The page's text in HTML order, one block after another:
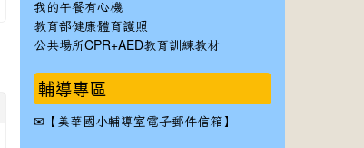
我的午餐有心機
教育部健康體育護照
公共場所CPR+AED教育訓練教材
輔導專區
✉ 【美華國小輔導室電子郵件信箱】